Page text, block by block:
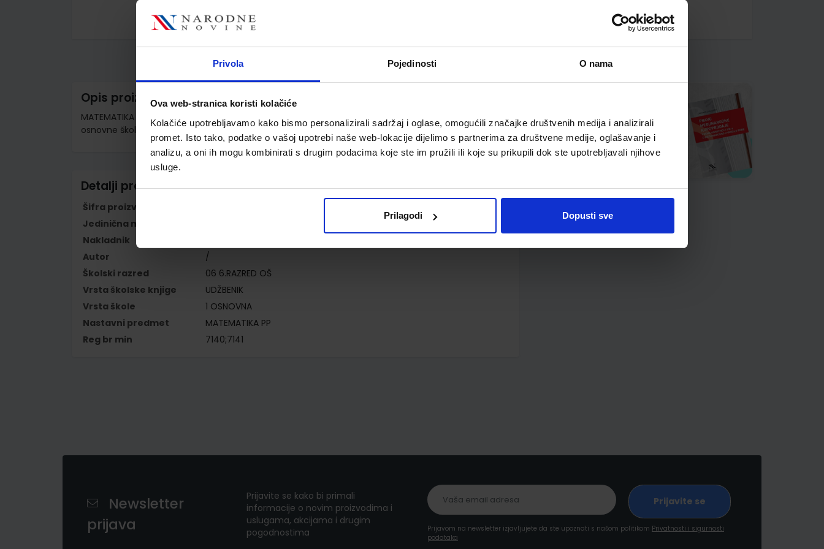
Privola Pojedinosti O nama
Ova web-stranica koristi kolačiće
Kolačiće upotrebljavamo kako bismo personalizirali sadržaj i oglase, omogućili značajke društvenih medija i analizirali
promet. Isto tako, podatke o vašoj upotrebi naše web-lokacije dijelimo s partnerima za društvene medije, oglašavanje i
analizu, a oni ih mogu kombinirati s drugim podacima koje ste im pružili ili koje su prikupili dok ste upotrebljavali njihove
usluge.
Prilagodi Dopusti sve
gallery
Opis proizvoda
MATEMATIKA 6 - PP; komplet 1. i 2. svezak, udžbenik matematike za darovite učenike u 6. razredu
osnovne škole
Detalji proizvoda
Šifra proizvoda
Jedinična mjera
Nakladnik
Autor
/
Školski razred
06 6.RAZRED OŠ
Vrsta školske knjige
UDŽBENIK
Vrsta škole
1 OSNOVNA
Nastavni predmet
MATEMATIKA PP
Reg br min
7140;7141
Newsletter
prijava
Prijavite se kako bi primali
informacije o novim proizvodima i
uslugama, akcijama i drugim
pogodnostima
Prijavom na newsletter izjavljujete da ste upoznati s našom politikom Privatnosti i sigurnosti
podataka